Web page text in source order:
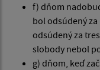
f) dňom
bol odsúdený
odsúdený za
slobody nebol
g) dňom, keď